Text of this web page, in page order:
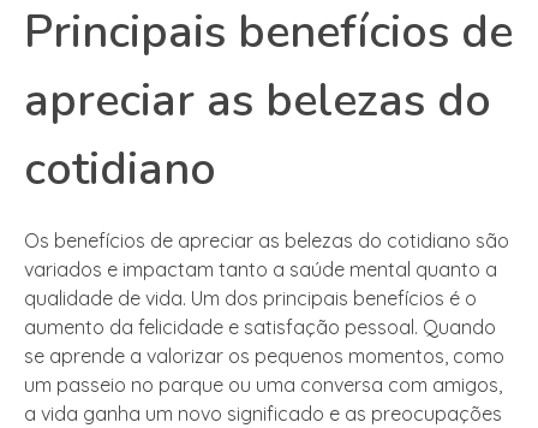
Principais benefícios de
apreciar as belezas do
cotidiano
Os benefícios de apreciar as belezas do cotidiano são
variados e impactam tanto a saúde mental quanto a
qualidade de vida. Um dos principais benefícios é o
aumento da felicidade e satisfação pessoal. Quando
se aprende a valorizar os pequenos momentos, como
um passeio no parque ou uma conversa com amigos,
a vida ganha um novo significado e as preocupações